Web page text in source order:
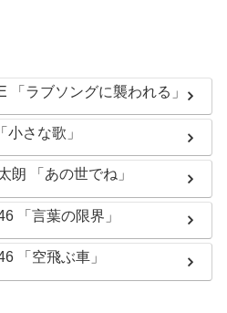
「ラブソングに襲われる」
小さな歌」
朗 「あの世でね」
「言葉の限界」
「空飛ぶ車」